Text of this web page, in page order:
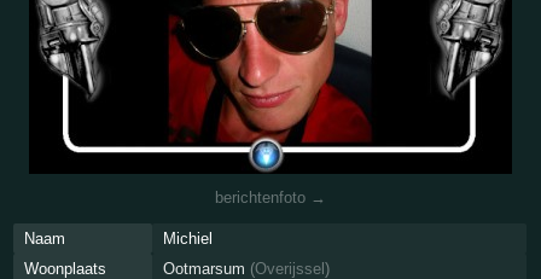
berichtenfoto →
Naam
Michiel
Woonplaats
Ootmarsum (Overijssel)